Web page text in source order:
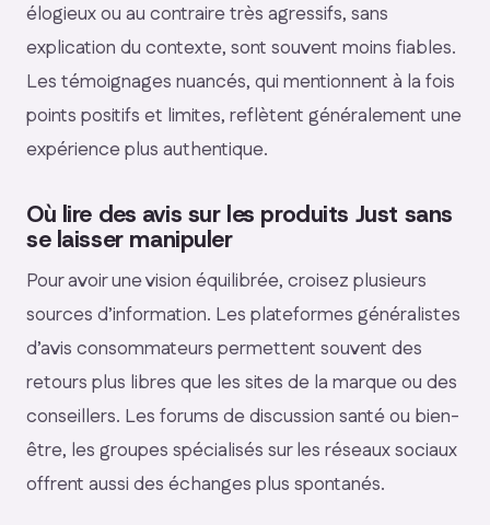
élogieux ou au contraire très agressifs, sans
explication du contexte, sont souvent moins fiables.
Les témoignages nuancés, qui mentionnent à la fois
points positifs et limites, reflètent généralement une
expérience plus authentique.
Où lire des avis sur les produits Just sans
se laisser manipuler
Pour avoir une vision équilibrée, croisez plusieurs
sources d’information. Les plateformes généralistes
d’avis consommateurs permettent souvent des
retours plus libres que les sites de la marque ou des
conseillers. Les forums de discussion santé ou bien-
être, les groupes spécialisés sur les réseaux sociaux
offrent aussi des échanges plus spontanés.